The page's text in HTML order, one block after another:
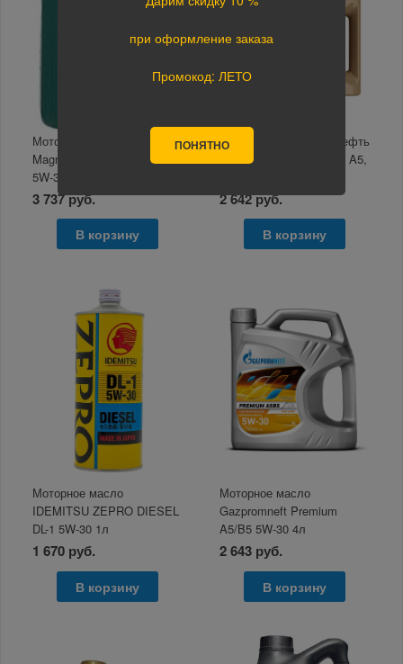
Моторное масло Castrol
Magnatec FS Engine Oil
5W-30 SN/C3 4л (Корея)
3 737 руб.
В корзину
Моторное масло РосНефть
5W-30 Magnum Ultratec A5,
2 642 руб.
В корзину
Моторное масло
IDEMITSU ZEPRO DIESEL
DL-1 5W-30 1л
1 670 руб.
В корзину
Моторное масло
Gazpromneft Premium
A5/B5 5W-30 4л
2 643 руб.
В корзину
при оформление заказа
Промокод: ЛЕТО
ПОНЯТНО